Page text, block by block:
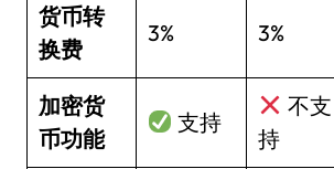
货币转
换费
3% 3%
加密货
币功能
支持
不支
持